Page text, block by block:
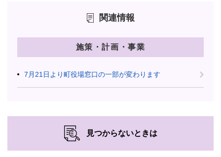
関連情報
施策・計画・事業
7月21日より町役場窓口の一部が変わります
見つからないときは